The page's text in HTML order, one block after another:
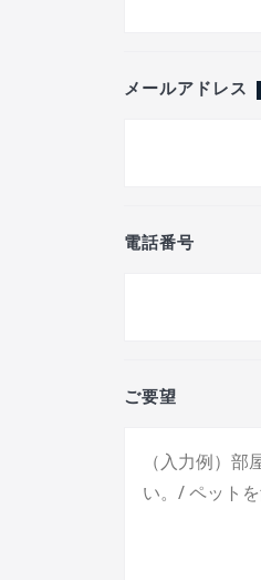
メールアドレス
電話番号
ご要望